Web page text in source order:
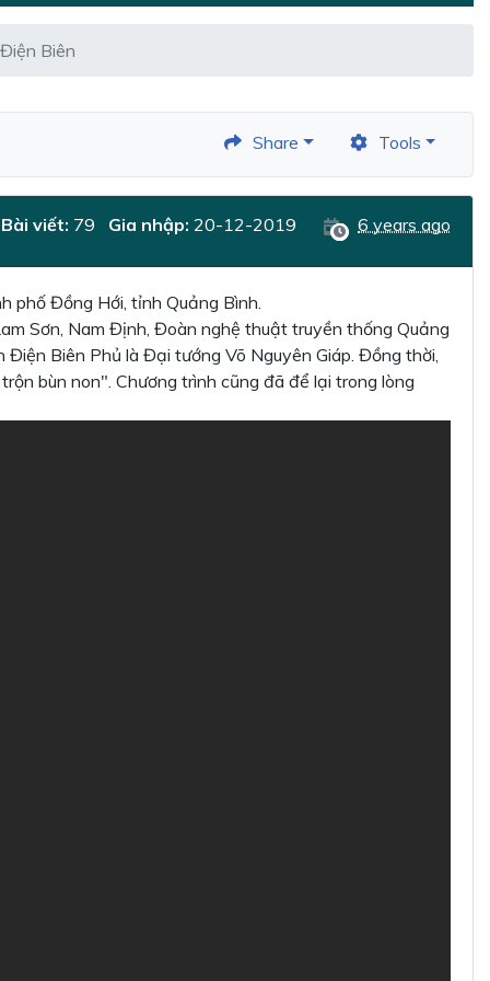
Biên
Share Tools
Bài viết: 79 Gia nhập: 20-12-2019 6 years ago
phố Đồng Hới, tỉnh Quảng Bình.
Sơn, Nam Định, Đoàn nghệ thuật truyền thống Quảng
Biên Phủ là Đại tướng Võ Nguyên Giáp. Đồng thời,
bùn non". Chương trình cũng đã để lại trong lòng